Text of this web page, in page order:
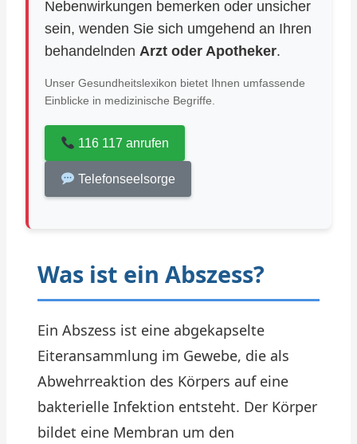
Nebenwirkungen bemerken oder unsicher
sein, wenden Sie sich umgehend an Ihren
behandelnden Arzt oder Apotheker.
Unser Gesundheitslexikon bietet Ihnen umfassende
Einblicke in medizinische Begriffe.
116 117 anrufen
Telefonseelsorge
Was ist ein Abszess?
Ein Abszess ist eine abgekapselte
Eiteransammlung im Gewebe, die als
Abwehrreaktion des Körpers auf eine
bakterielle Infektion entsteht. Der Körper
bildet eine Membran um den